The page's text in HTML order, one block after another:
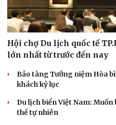
Sức khỏe
Dinh dưỡng - món ngon
Cây thuốc
Sản phụ khoa
Nam khoa
Làm đẹp - giảm cân
Phòng mạch online
Ăn sạch sống khỏe
Hội chợ Du lịch quốc tế
lớn nhất từ trước đến nay
Bảo tàng Tưởng niệm Hòa
khách kỷ lục
Du lịch biển Việt Nam:
thế tự nhiên